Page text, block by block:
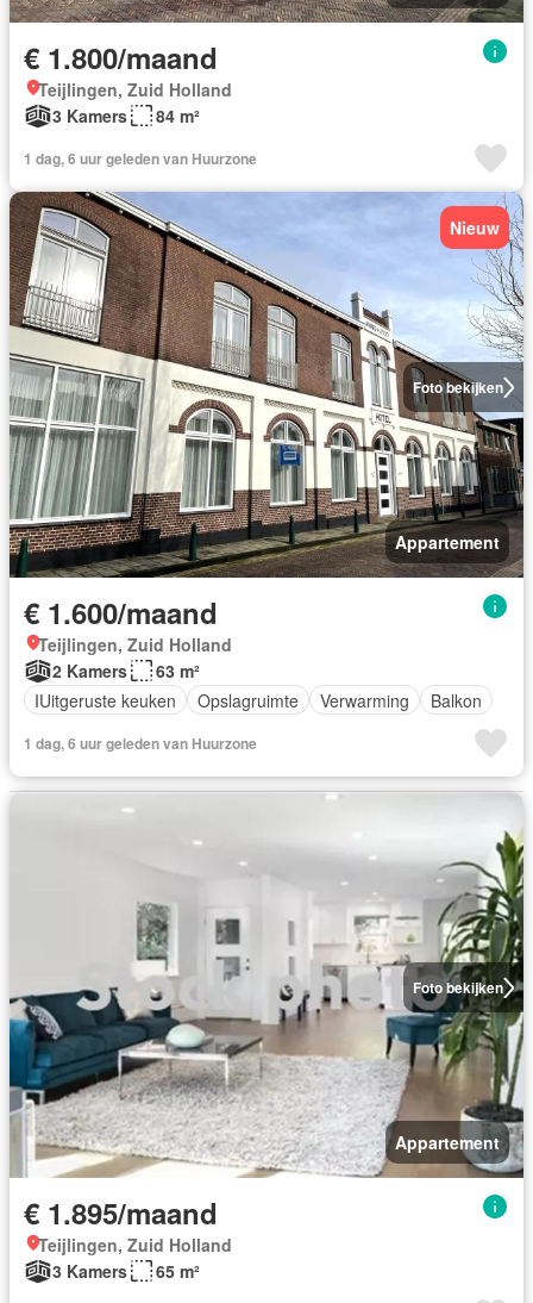
€ 1.800/maand
Teijlingen, Zuid Holland
3 Kamers
84 m²
1 dag, 6 uur geleden van Huurzone
Foto bekijken
Nieuw
Appartement
€ 1.600/maand
Teijlingen, Zuid Holland
2 Kamers
63 m²
IUitgeruste keuken
Opslagruimte Verwarming Balkon
1 dag, 6 uur geleden van Huurzone
Foto bekijken
Appartement
€ 1.895/maand
Teijlingen, Zuid Holland
3 Kamers
65 m²